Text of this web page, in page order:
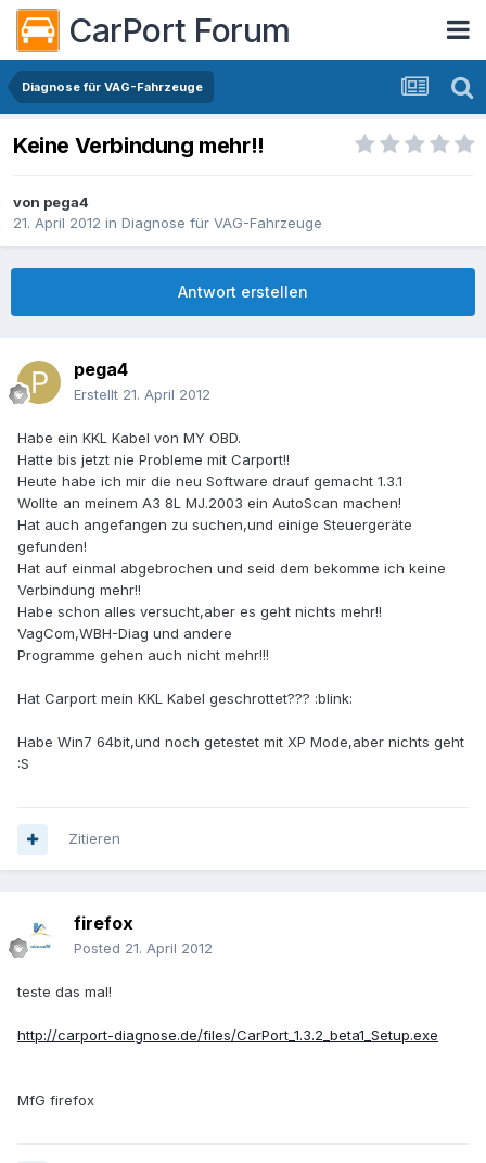
CarPort Forum
Diagnose für VAG-Fahrzeuge
Keine Verbindung mehr!!
von pega4
21. April 2012 in Diagnose für VAG-Fahrzeuge
Antwort erstellen
pega4
Erstellt 21. April 2012
Habe ein KKL Kabel von MY OBD.
Hatte bis jetzt nie Probleme mit Carport!!
Heute habe ich mir die neu Software drauf gemacht 1.3.1
Wollte an meinem A3 8L MJ.2003 ein AutoScan machen!
Hat auch angefangen zu suchen,und einige Steuergeräte
gefunden!
Hat auf einmal abgebrochen und seid dem bekomme ich keine
Verbindung mehr!!
Habe schon alles versucht,aber es geht nichts mehr!!
VagCom,WBH-Diag und andere
Programme gehen auch nicht mehr!!!
Hat Carport mein KKL Kabel geschrottet??? :blink:
Habe Win7 64bit,und noch getestet mit XP Mode,aber nichts geht
:S
Zitieren
firefox
Posted 21. April 2012
teste das mal!
http://carport-diagnose.de/files/CarPort_1.3.2_beta1_Setup.exe
MfG firefox